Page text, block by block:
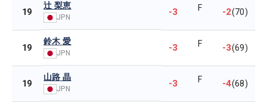
19
辻 梨恵
JPN -3 F -2(70)
19
鈴木 愛
JPN -3 F -3(69)
19
山路 晶
JPN -3 F -4(68)